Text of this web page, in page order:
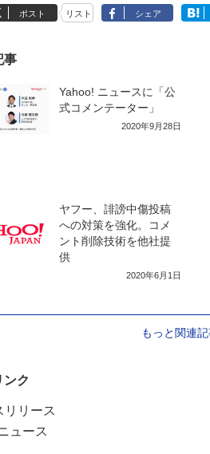
ポスト リスト シェア
事
Yahoo! ニュースに「公
式コメンテーター」
2020年9月28日
ヤフー、誹謗中傷投稿
への対策を強化。コメ
ント削除技術を他社提
供
2020年6月1日
もっと関連
ンク
リリース
ュース